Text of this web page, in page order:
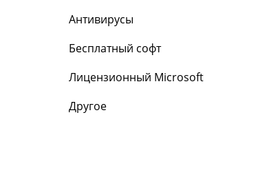
Антивирусы
Бесплатный софт
Лицензионный Microsoft
Другое